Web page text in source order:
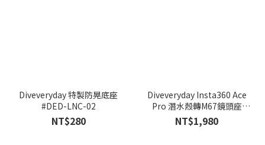
Diveveryday 特製防晃底座
#DED-LNC-02
NT$280
Diveveryday Insta360 Ace
Pro 潛水殼轉M67鏡頭座
#DED-ACP-M67
NT$1,980